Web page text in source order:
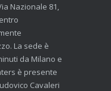
Nazionale 81,
La sede è
da Milano e
è presente
Cavaleri